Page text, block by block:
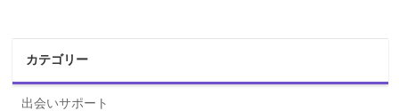
カテゴリー
出会いサポート